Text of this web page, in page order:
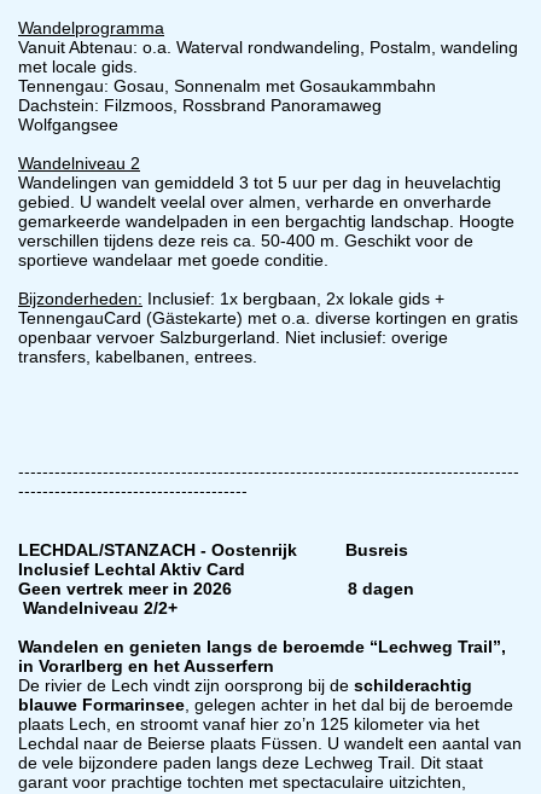
Wandelprogramma
Vanuit Abtenau: o.a. Waterval rondwandeling, Postalm, wandeling
met locale gids.
Tennengau: Gosau, Sonnenalm met Gosaukammbahn
Dachstein: Filzmoos, Rossbrand Panoramaweg
Wolfgangsee
Wandelniveau 2
Wandelingen van gemiddeld 3 tot 5 uur per dag in heuvelachtig
gebied. U wandelt veelal over almen, verharde en onverharde
gemarkeerde wandelpaden in een bergachtig landschap. Hoogte
verschillen tijdens deze reis ca. 50-400 m. Geschikt voor de
sportieve wandelaar met goede conditie.
Bijzonderheden: Inclusief: 1x bergbaan, 2x lokale gids +
TennengauCard (Gästekarte) met o.a. diverse kortingen en gratis
openbaar vervoer Salzburgerland. Niet inclusief: overige
transfers, kabelbanen, entrees.
-----------------------------------------------------------------------------------
--------------------------------------
LECHDAL/STANZACH - Oostenrijk Busreis
Inclusief Lechtal Aktiv Card
Geen vertrek meer in 2026 8 dagen
Wandelniveau 2/2+
Wandelen en genieten langs de beroemde “Lechweg Trail”,
in Vorarlberg en het Ausserfern
De rivier de Lech vindt zijn oorsprong bij de schilderachtig
blauwe Formarinsee , gelegen achter in het dal bij de beroemde
plaats Lech, en stroomt vanaf hier zo’n 125 kilometer via het
Lechdal naar de Beierse plaats Füssen. U wandelt een aantal van
de vele bijzondere paden langs deze Lechweg Trail. Dit staat
garant voor prachtige tochten met spectaculaire uitzichten,